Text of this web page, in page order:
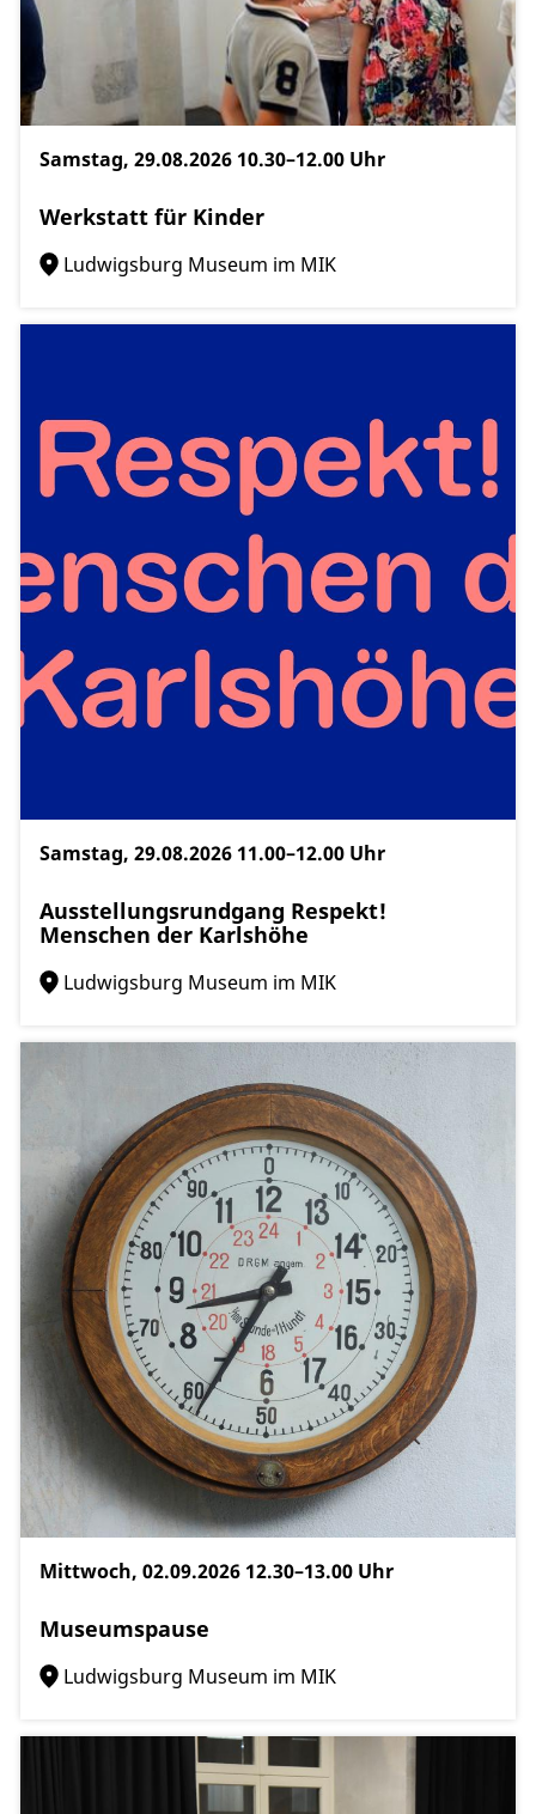
Samstag, 29.08.2026 10.30–12.00 Uhr
Werkstatt für Kinder
Ludwigsburg Museum im MIK
Samstag, 29.08.2026 11.00–12.00 Uhr
Ausstellungsrundgang Respekt!
Menschen der Karlshöhe
Ludwigsburg Museum im MIK
Mittwoch, 02.09.2026 12.30–13.00 Uhr
Museumspause
Ludwigsburg Museum im MIK